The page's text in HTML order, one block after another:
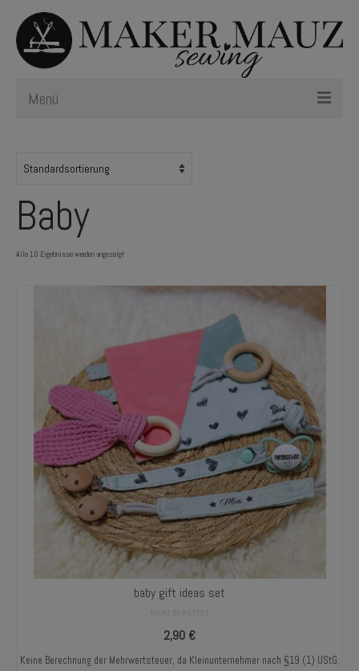
Menü
Plotterdateien
Newsletter
Nählexikon
Baby
Alle 10 Ergebnisse werden angezeigt
baby gift ideas set
2,90 €
Keine Berechnung der Mehrwertsteuer, da Kleinunternehmer nach §19 (1) UStG.